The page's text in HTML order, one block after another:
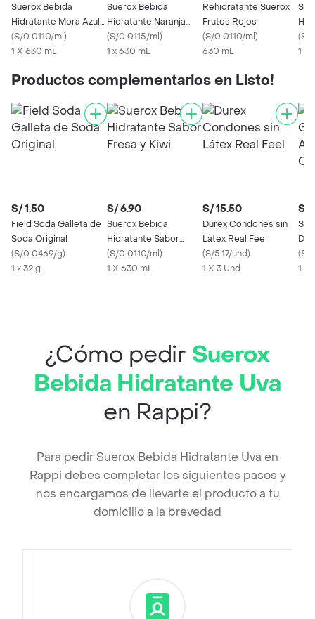
Suerox Bebida
Hidratante Mora Azul-
Hierbabuena
(S/0.0110/ml)
1 X 630 mL
Suerox Bebida
Hidratante Naranja
Mandarina
(S/0.0115/ml)
1 x 630 mL
Rehidratante Suerox
Frutos Rojos
(S/0.0110/ml)
630 mL
(S/
1 X
Productos complementarios en Listo!
S/ 1.50
Field Soda Galleta de
Soda Original
(S/0.0469/g)
1 x 32 g
S/ 6.90
Suerox Bebida
Hidratante Sabor
Fresa y Kiwi
(S/0.0110/ml)
1 X 630 mL
S/ 15.50
Durex Condones sin
Látex Real Feel
(S/5.17/und)
1 X 3 Und
S/
(S/
1 X
¿Cómo pedir Suerox
Bebida Hidratante Uva
en Rappi?
Para pedir Suerox Bebida Hidratante Uva en
Rappi debes completar los siguientes pasos y
nos encargamos de llevarte el producto a tu
domicilio a la brevedad